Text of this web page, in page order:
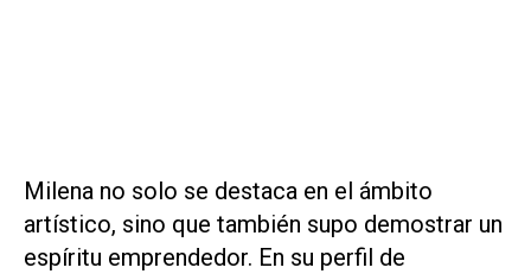
Milena no solo se destaca en el ámbito
artístico, sino que también supo demostrar un
espíritu emprendedor. En su perfil de